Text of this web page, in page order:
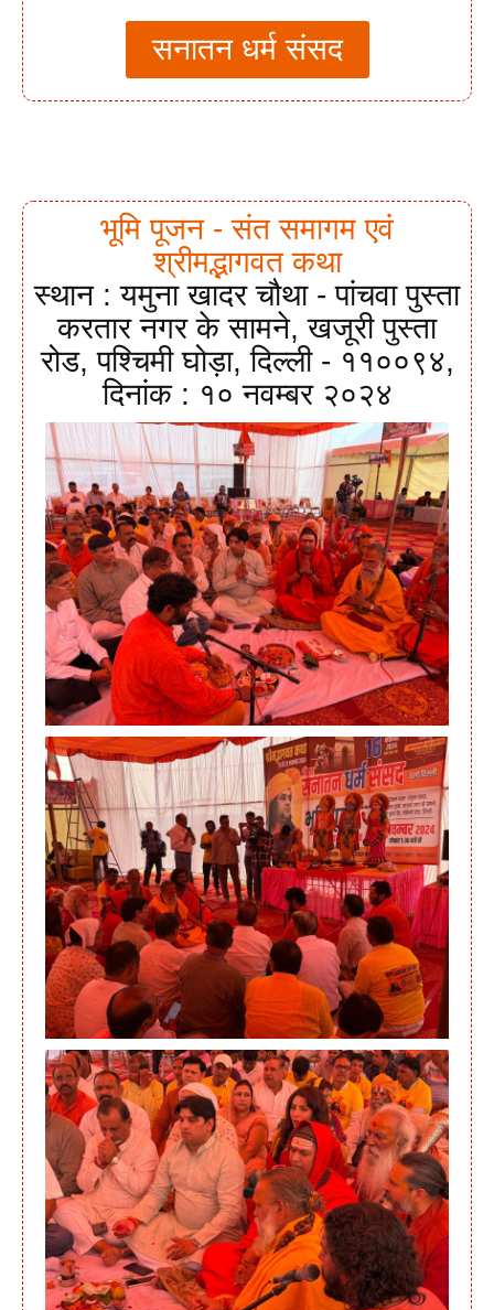
सनातन धर्म संसद
भूमि पूजन - संत समागम एवं
श्रीमद्भागवत कथा
स्थान : यमुना खादर चौथा - पांचवा पुस्ता
करतार नगर के सामने, खजूरी पुस्ता
रोड, पश्चिमी घोड़ा, दिल्ली - ११००९४,
दिनांक : १० नवम्बर २०२४